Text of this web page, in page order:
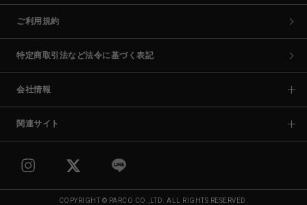
ご利用規約
特定商取引法など法令に基づく表記
会社情報
関連サイト
COPYRIGHT © PARCO CO.,LTD. ALL RIGHTS RESERVED.